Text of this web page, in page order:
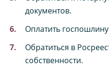
документов.
Оплатить
Обратиться в
собственности.